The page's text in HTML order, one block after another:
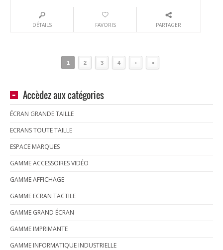
DÉTAILS FAVORIS PARTAGER
1 2 3 4 › »
Accèdez aux catégories
ÉCRAN GRANDE TAILLE
ECRANS TOUTE TAILLE
ESPACE MARQUES
GAMME ACCESSOIRES VIDÉO
GAMME AFFICHAGE
GAMME ECRAN TACTILE
GAMME GRAND ÉCRAN
GAMME IMPRIMANTE
GAMME INFORMATIQUE INDUSTRIELLE